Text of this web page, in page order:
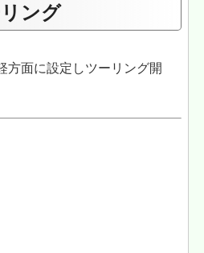
ング
方面に設定しツーリング開